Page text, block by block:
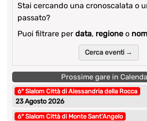
Stai cercando una cronoscalata o
passato?
Puoi filtrare per data, regione o
Cerca eventi →
Prossime gare in
6° Slalom Città di Alessandria della Rocca
23 Agosto 2026
6° Slalom Città di Monte Sant’Angelo